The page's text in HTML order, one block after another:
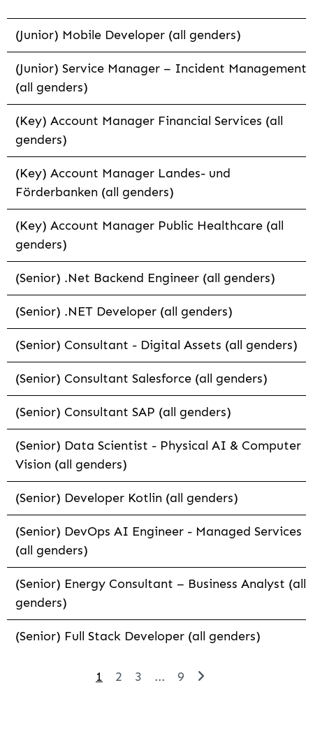
(Junior) Mobile Developer (all genders)
(Junior) Service Manager – Incident Management
(all genders)
(Key) Account Manager Financial Services (all
genders)
(Key) Account Manager Landes- und
Förderbanken (all genders)
(Key) Account Manager Public Healthcare (all
genders)
(Senior) .Net Backend Engineer (all genders)
(Senior) .NET Developer (all genders)
(Senior) Consultant - Digital Assets (all genders)
(Senior) Consultant Salesforce (all genders)
(Senior) Consultant SAP (all genders)
(Senior) Data Scientist - Physical AI & Computer
Vision (all genders)
(Senior) Developer Kotlin (all genders)
(Senior) DevOps AI Engineer - Managed Services
(all genders)
(Senior) Energy Consultant – Business Analyst (all
genders)
(Senior) Full Stack Developer (all genders)
1 2 3 ... 9